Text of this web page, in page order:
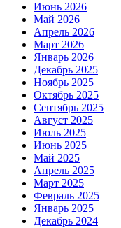
Июнь 2026
Май 2026
Апрель 2026
Март 2026
Январь 2026
Декабрь 2025
Ноябрь 2025
Октябрь 2025
Сентябрь 2025
Август 2025
Июль 2025
Июнь 2025
Май 2025
Апрель 2025
Март 2025
Февраль 2025
Январь 2025
Декабрь 2024